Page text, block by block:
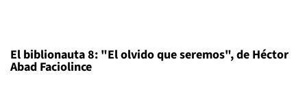
El biblionauta 8: "El olvido que seremos", de Héctor
Abad Faciolince